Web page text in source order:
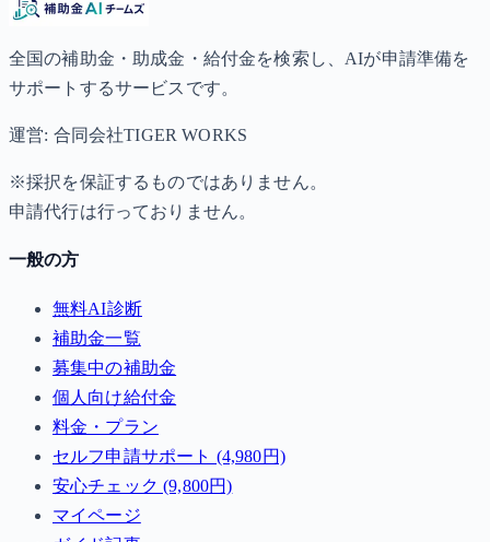
全国の補助金・助成金・給付金を検索し、AIが申請準備を
サポートするサービスです。
運営: 合同会社TIGER WORKS
※採択を保証するものではありません。
申請代行は行っておりません。
一般の方
無料AI診断
補助金一覧
募集中の補助金
個人向け給付金
料金・プラン
セルフ申請サポート (4,980円)
安心チェック (9,800円)
マイページ